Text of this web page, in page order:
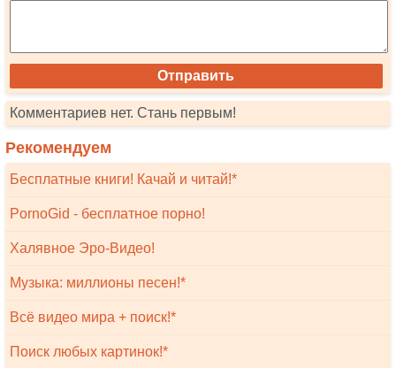
Комментариев нет. Стань первым!
Рекомендуем
Бесплатные книги! Качай и читай!*
PornoGid - бесплатное порно!
Халявное Эро-Видео!
Музыка: миллионы песен!*
Всё видео мира + поиск!*
Поиск любых картинок!*